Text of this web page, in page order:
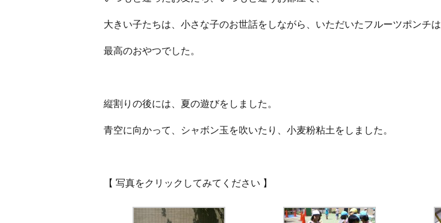
大きい子たちは、小さな子のお世話をしながら、いただいたフルーツポンチは
最高のおやつでした。
縦割りの後には、夏の遊びをしました。
青空に向かって、シャボン玉を吹いたり、小麦粉粘土をしました。
【 写真をクリックしてみてください 】